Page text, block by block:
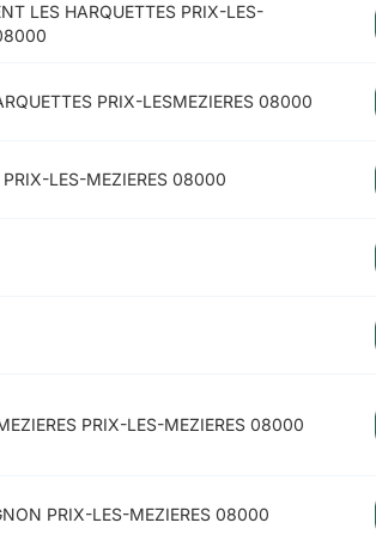
LES HARQUETTES PRIX-LES-
PRIX-LESMEZIERES 08000
PRIX-LES-MEZIERES 08000
PRIX-LES-MEZIERES 08000
PRIX-LES-MEZIERES 08000